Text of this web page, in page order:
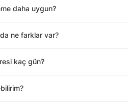
daha uygun?
ne farklar var?
kaç gün?